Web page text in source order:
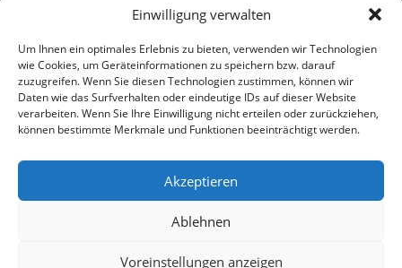
Einwilligung verwalten
Um Ihnen ein optimales Erlebnis zu bieten, verwenden wir Technologien
wie Cookies, um Geräteinformationen zu speichern bzw. darauf
zuzugreifen. Wenn Sie diesen Technologien zustimmen, können wir
Daten wie das Surfverhalten oder eindeutige IDs auf dieser Website
verarbeiten. Wenn Sie Ihre Einwilligung nicht erteilen oder zurückziehen,
können bestimmte Merkmale und Funktionen beeinträchtigt werden.
Akzeptieren
Ablehnen
Voreinstellungen anzeigen
Versand
Zahlung
Baumann Modellspielwaren
Telefon (0 91 61) 33 84